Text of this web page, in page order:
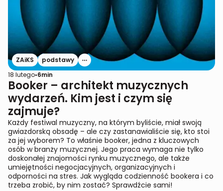
ZAiKS
podstawy
18 lutego•6min
Booker – architekt muzycznych
wydarzeń. Kim jest i czym się
zajmuje?
Każdy festiwal muzyczny, na którym byliście, miał swoją
gwiazdorską obsadę – ale czy zastanawialiście się, kto stoi
za jej wyborem? To właśnie booker, jedna z kluczowych
osób w branży muzycznej. Jego praca wymaga nie tylko
doskonałej znajomości rynku muzycznego, ale także
umiejętności negocjacyjnych, organizacyjnych i
odporności na stres. Jak wygląda codzienność bookera i co
trzeba zrobić, by nim zostać? Sprawdźcie sami!